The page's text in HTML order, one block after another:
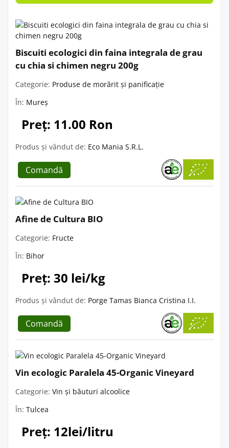
Biscuiti ecologici din faina integrala de grau
cu chia si chimen negru 200g
Categorie: Produse de morărit și panificație
În: Mureș
Preț: 11.00 Ron
Produs și vândut de: Eco Mania S.R.L.
Comandă
Afine de Cultura BIO
Categorie: Fructe
În: Bihor
Preț: 30 lei/kg
Produs și vândut de: Porge Tamas Bianca Cristina I.I.
Comandă
Vin ecologic Paralela 45-Organic Vineyard
Categorie: Vin și băuturi alcoolice
În: Tulcea
Preț: 12lei/litru